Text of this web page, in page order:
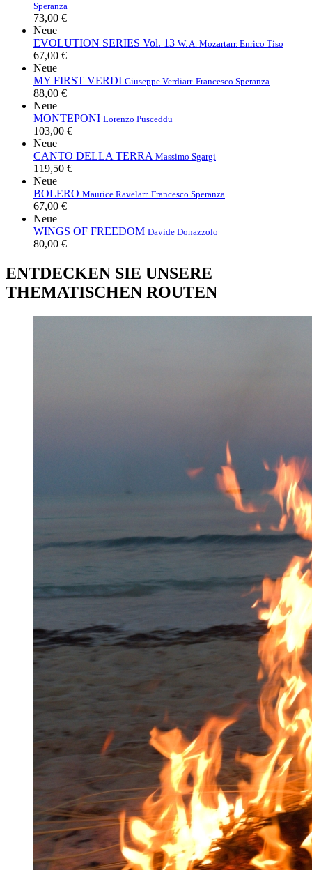
Speranza
73,00 €
Neue
EVOLUTION SERIES Vol. 13 W. A. Mozartarr. Enrico Tiso
67,00 €
Neue
MY FIRST VERDI Giuseppe Verdiarr. Francesco Speranza
88,00 €
Neue
MONTEPONI Lorenzo Pusceddu
103,00 €
Neue
CANTO DELLA TERRA Massimo Sgargi
119,50 €
Neue
BOLERO Maurice Ravelarr. Francesco Speranza
67,00 €
Neue
WINGS OF FREEDOM Davide Donazzolo
80,00 €
ENTDECKEN SIE UNSERE
THEMATISCHEN ROUTEN